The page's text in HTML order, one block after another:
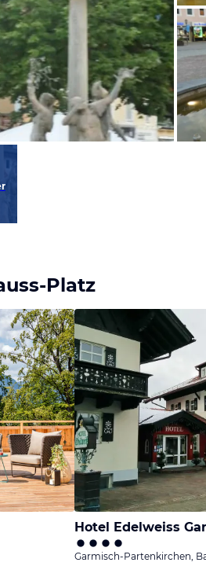
von
Platz
Hotel Edelweiss
Garmisch-Partenkirchen,